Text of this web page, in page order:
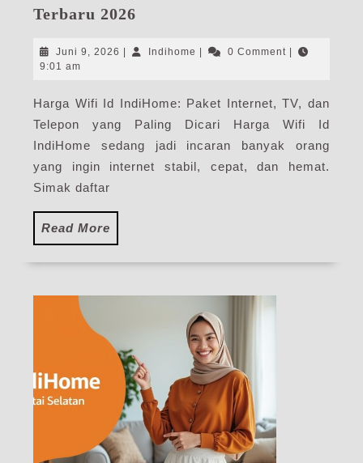
Terbaru 2026
Id
Harga
Paket
Pasang
Internet
Juni 9, 2026 Juni
Indihome Indihome0 Comment
9:01 am
Harga Wifi Id IndiHome: Paket Internet, TV, dan
Telepon yang Paling Dicari Harga Wifi Id
IndiHome sedang jadi incaran banyak orang
yang ingin internet stabil, cepat, dan hemat.
Simak daftar
Read More
More